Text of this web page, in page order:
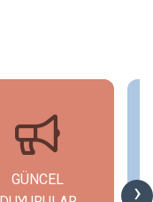
›
GÜNCEL